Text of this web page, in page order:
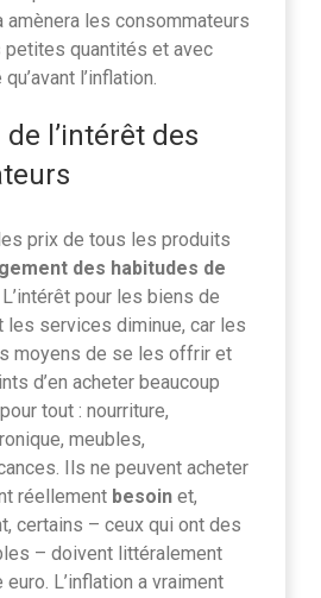
les consommateurs
petites quantités et avec
l’inflation.
l’intérêt des
prix de tous les produits
des habitudes de
L’intérêt pour les biens de
les services diminue, car les
moyens de se les offrir et
d’en acheter beaucoup
tout : nourriture,
meubles,
Ils ne peuvent acheter
réellement besoin et,
certains – ceux qui ont des
– doivent littéralement
L’inflation a vraiment